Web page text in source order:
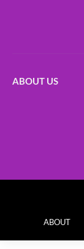
ABOUT US
ABOUT